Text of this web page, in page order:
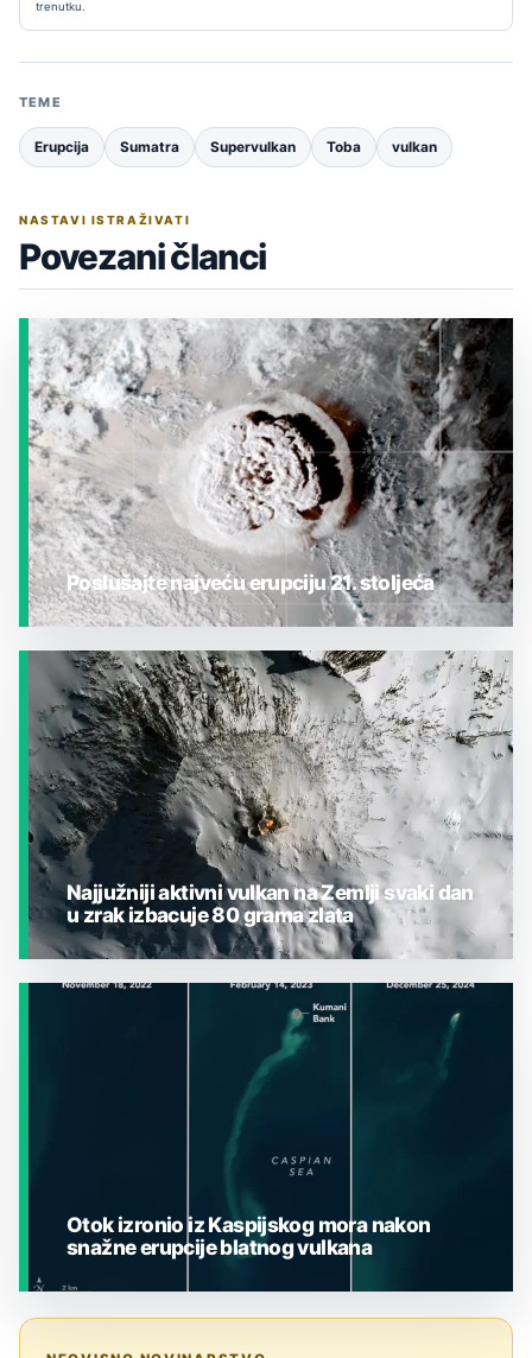
trenutku.
TEME
Erupcija Sumatra Supervulkan Toba vulkan
NASTAVI ISTRAŽIVATI
Povezani članci
JESTE LI ZNALI?
Poslušajte najveću erupciju 21. stoljeća
Najjužniji aktivni vulkan na Zemlji svaki dan
u zrak izbacuje 80 grama zlata
Otok izronio iz Kaspijskog mora nakon
snažne erupcije blatnog vulkana